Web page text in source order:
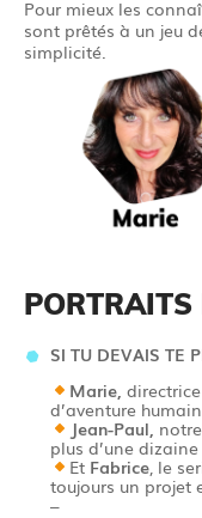
Pour mieux les
sont prêtés à un jeu
simplicité.
PORTRAITS
SI TU DEVAIS TE
Marie,
d’aventure
Jean-Paul,
plus d’une
EtFabrice, le
toujours un projet
–